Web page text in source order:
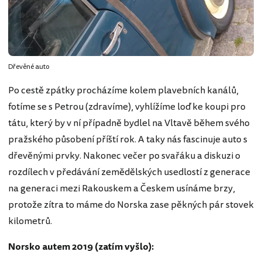
Dřevěné auto
Po cestě zpátky procházíme kolem plavebních kanálů,
fotíme se s Petrou (zdravíme), vyhlížíme loď ke koupi pro
tátu, který by v ní případně bydlel na Vltavě během svého
pražského působení příští rok. A taky nás fascinuje auto s
dřevěnými prvky. Nakonec večer po svařáku a diskuzi o
rozdílech v předávání zemědělských usedlostí z generace
na generaci mezi Rakouskem a Českem usínáme brzy,
protože zítra to máme do Norska zase pěkných pár stovek
kilometrů.
Norsko autem 2019 (zatím vyšlo):